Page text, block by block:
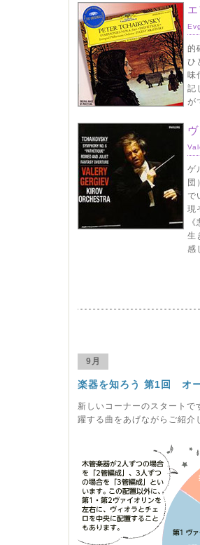
的
ひ
味
記
が
ゲ
団
で
現
生
感
9月
楽器を知ろう 第1回 オ
新しいコーナーのスタート
躍する曲をあげながらご紹介